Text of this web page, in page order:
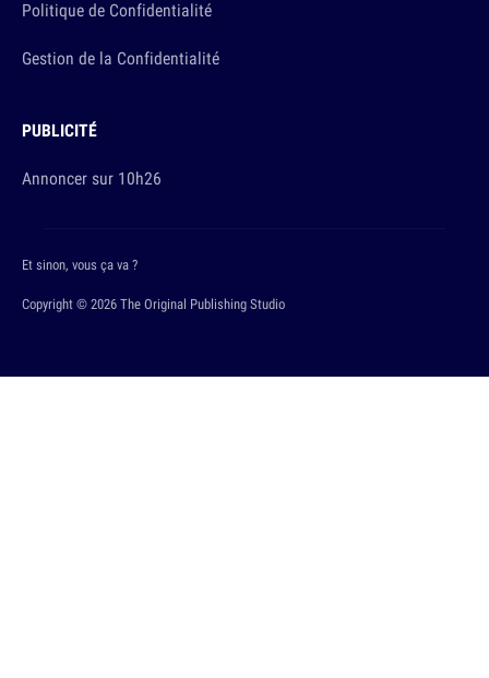
Politique de Confidentialité
Gestion de la Confidentialité
PUBLICITÉ
Annoncer sur 10h26
Copyright © 2026 The Original Publishing Studio
Et sinon, vous ça va ?